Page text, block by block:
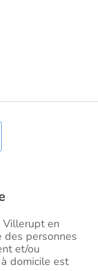
Villerupt en
des personnes
et/ou
domicile est